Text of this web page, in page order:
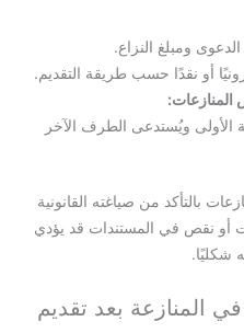
ومبلغ النزاع.
أو نقدًا حسب طريقة التقديم.
المنازعات:
الأولى ويُستدعى الطرف الآخر
بالتأكد من صياغته القانونية
أو نقص في المستندات قد يؤدي
شكليًا.
المنازعة بعد تقديم